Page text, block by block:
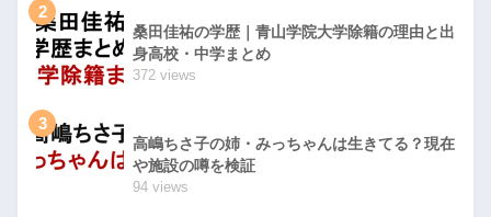
2
桑田佳祐の学歴｜青山学院大学除籍の理由と出
身高校・中学まとめ
372 views
3
高嶋ちさ子の姉・みっちゃんは生きてる？現在
や施設の噂を検証
94 views